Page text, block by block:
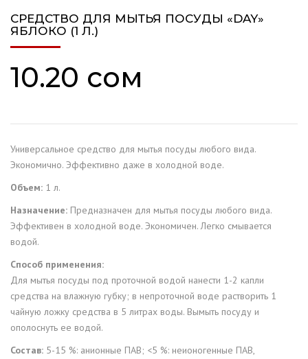
СРЕДСТВО ДЛЯ МЫТЬЯ ПОСУДЫ «DAY»
ЯБЛОКО (1 Л.)
10.20 сом
Универсальное средство для мытья посуды любого вида.
Экономично. Эффективно даже в холодной воде.
Объем: 1 л.
Назначение: Предназначен для мытья посуды любого вида.
Эффективен в холодной воде. Экономичен. Легко смывается
водой.
Способ применения:
Для мытья посуды под проточной водой нанести 1-2 капли
средства на влажную губку; в непроточной воде растворить 1
чайную ложку средства в 5 литрах воды. Вымыть посуду и
ополоснуть ее водой.
Состав: 5-15 %: анионные ПАВ; <5 %: неионогенные ПАВ,